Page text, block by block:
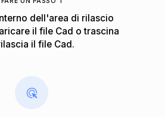
dell'area di rilascio
il file Cad o trascina
il file Cad.